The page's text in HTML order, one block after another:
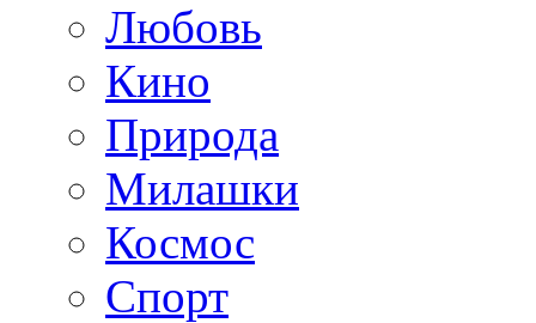
Любовь
Кино
Природа
Милашки
Космос
Спорт